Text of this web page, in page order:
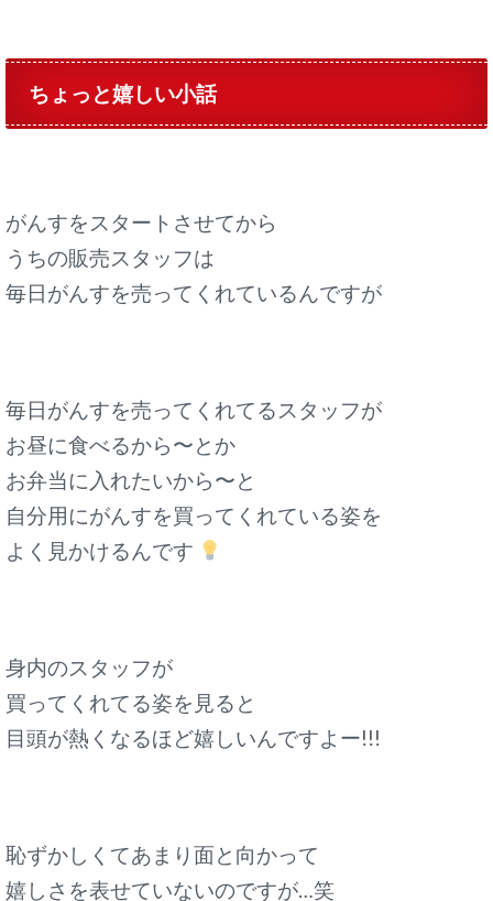
ちょっと嬉しい小話
がんすをスタートさせてから
うちの販売スタッフは
毎日がんすを売ってくれているんですが
毎日がんすを売ってくれてるスタッフが
お昼に食べるから〜とか
お弁当に入れたいから〜と
自分用にがんすを買ってくれている姿を
よく見かけるんです
身内のスタッフが
買ってくれてる姿を見ると
目頭が熱くなるほど嬉しいんですよー!!!
恥ずかしくてあまり面と向かって
嬉しさを表せていないのですが…笑